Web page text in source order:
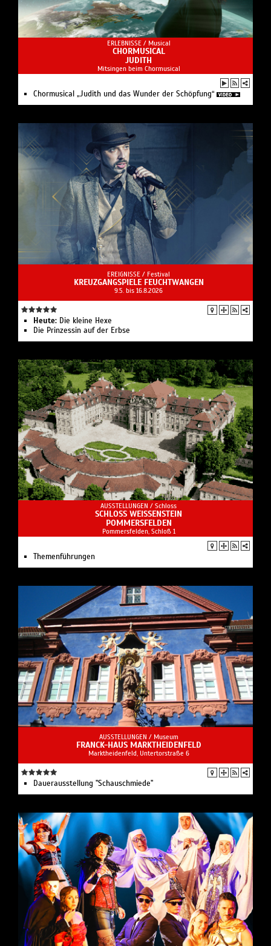
ERLEBNISSE / Musical
CHORMUSICAL
JUDITH
Mitsingen beim Chormusical
Chormusical „Judith und das Wunder der Schöpfung“
EREIGNISSE / Festival
KREUZGANGSPIELE FEUCHTWANGEN
9.5. bis 16.8.2026
Heute: Die kleine Hexe
Die Prinzessin auf der Erbse
AUSSTELLUNGEN / Schloss
SCHLOSS WEISSENSTEIN
POMMERSFELDEN
Pommersfelden, Schloß 1
Themenführungen
AUSSTELLUNGEN / Museum
FRANCK-HAUS MARKTHEIDENFELD
Marktheidenfeld, Untertorstraße 6
Dauerausstellung "Schauschmiede"